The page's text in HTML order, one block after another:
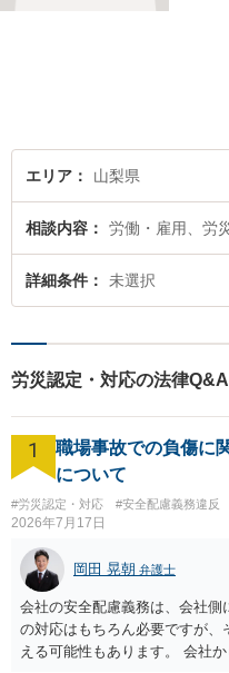
エリア 山梨県
相談内容 労働・雇用、労
詳細条件 未選択
労災認定・対応の法律
1
職場事故での負傷に
について
#労災認定・対応 #安全配慮義務違反
2026年7月17日
岡田 晃朝 弁護士
会社の安全配慮義務は、会社
の対応はもちろん必要ですが、
える可能性もあります。 会社